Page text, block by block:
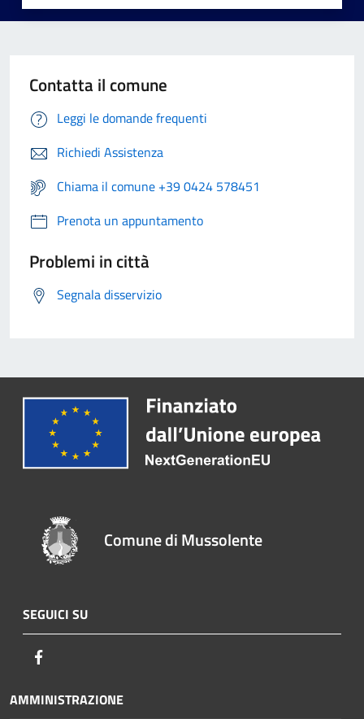
Contatta il comune
Leggi le domande frequenti
Richiedi Assistenza
Chiama il comune +39 0424 578451
Prenota un appuntamento
Problemi in città
Segnala disservizio
Comune di Mussolente
SEGUICI SU
AMMINISTRAZIONE